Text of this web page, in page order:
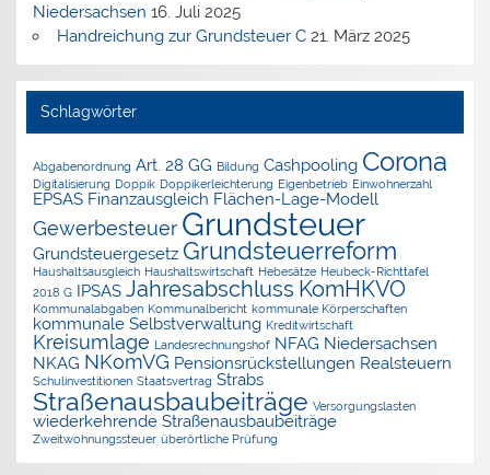
Niedersachsen 16. Juli 2025
Handreichung zur Grundsteuer C 21. März 2025
Schlagwörter
Abgabenordnung Art. 28 GG Bildung Cashpooling Corona
Digitalisierung Doppik Doppikerleichterung Eigenbetrieb Einwohnerzahl
EPSAS Finanzausgleich Flächen-Lage-Modell
Gewerbesteuer Grundsteuer
Grundsteuergesetz Grundsteuerreform
Haushaltsausgleich Haushaltswirtschaft Hebesätze Heubeck-Richttafel
2018 G IPSAS Jahresabschluss KomHKVO
Kommunalabgaben Kommunalbericht kommunale Körperschaften
kommunale Selbstverwaltung Kreditwirtschaft
Kreisumlage Landesrechnungshof NFAG Niedersachsen
NKAG NKomVG Pensionsrückstellungen Realsteuern
Schulinvestitionen Staatsvertrag Strabs
Straßenausbaubeiträge Versorgungslasten
wiederkehrende Straßenausbaubeiträge
Zweitwohnungssteuer überörtliche Prüfung